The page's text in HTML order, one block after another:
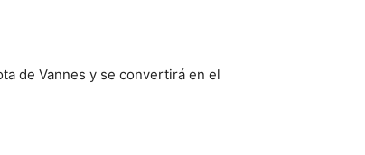
de Vannes y se convertirá en el